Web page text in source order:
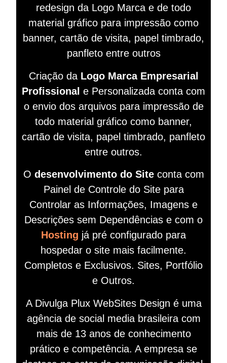
redesign da Logo Marca e de todo
material gráfico para impressão como
banner, cartão de visita, papel timbrado,
panfleto entre outros
Criação da Logo Marca Empresarial
Profissional e Personalizada conta com
o envio dos arquivos para impressão de
todo material gráfico como banner,
cartão de visita, papel timbrado, panfleto
entre outros.
O desenvolvimento do Siteconta com
Painel de Controle do Site para
Controlar as Informações, Imagens e
Descrições sem Dependências e com o
Hosting já pré configurado para
hospedar o site mais facilmente.
Completos e Exclusivos. Sites, Portfólio
e Outros.
A Divulga Plux WebSites Design é uma
agência de social media brasileira com
mais de 13 anos de conhecimento
prático e competência. A empresa se